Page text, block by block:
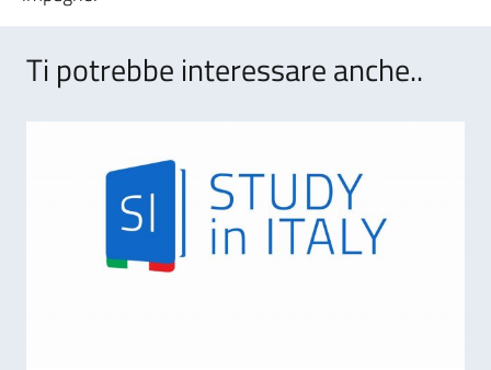
Ti potrebbe interessare anche..